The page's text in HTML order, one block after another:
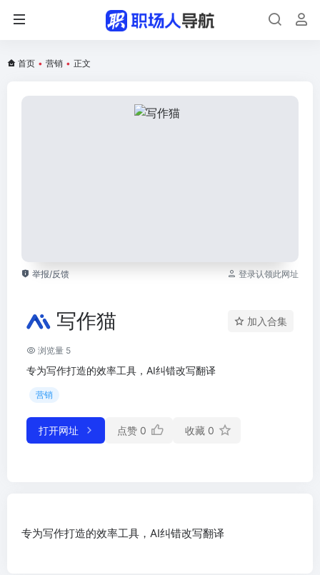
首页 • 营销 • 正文
举报/反馈 登录认领此网址
写作猫 加入合集
浏览量 5
专为写作打造的效率工具，AI纠错改写翻译
营销
打开网址 点赞 0 收藏 0
专为写作打造的效率工具，AI纠错改写翻译